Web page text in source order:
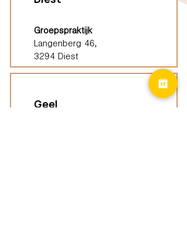
Groepspraktijk
Langenberg 46,
3294 Diest
Geel